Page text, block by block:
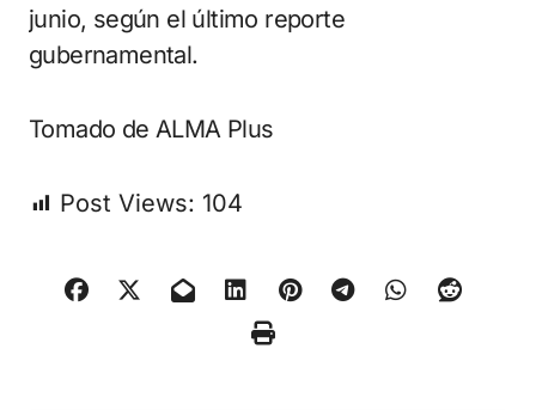
junio, según el último reporte
gubernamental.
Tomado de ALMA Plus
Post Views: 104